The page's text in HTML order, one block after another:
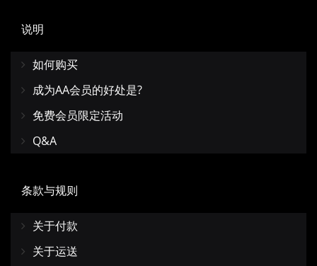
说明
如何购买
成为AA会员的好处是?
免费会员限定活动
Q&A
条款与规则
关于付款
关于运送